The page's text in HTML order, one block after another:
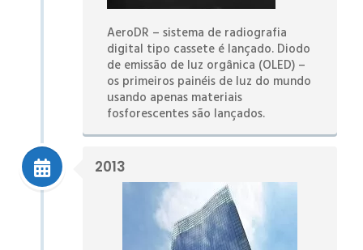
AeroDR – sistema de radiografia
digital tipo cassete é lançado. Diodo
de emissão de luz orgânica (OLED) –
os primeiros painéis de luz do mundo
usando apenas materiais
fosforescentes são lançados.
2013